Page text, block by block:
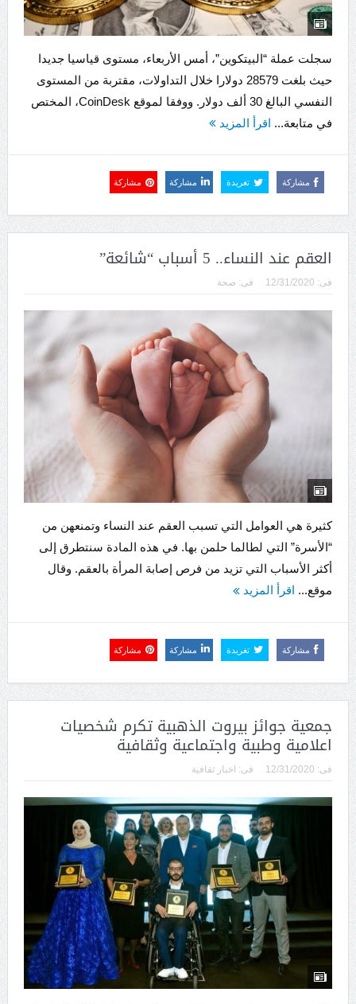
سجلت عملة “البيتكوين”، أمس الأربعاء، مستوى قياسيا جديدا
حيث بلغت 28579 دولارا خلال التداولات، مقتربة من المستوى
النفسي البالغ 30 ألف دولار. ووفقا لموقع CoinDesk، المختص
في متابعة... اقرأ المزيد
مشاركة تغريدة مشاركة مشاركة
العقم عند النساء.. 5 أسباب “شائعة”
فى: 12/31/2020 فى: صحة
كثيرة هي العوامل التي تسبب العقم عند النساء وتمنعهن من
“الأسرة” التي لطالما حلمن بها. في هذه المادة سنتطرق إلى
أكثر الأسباب التي تزيد من فرص إصابة المرأة بالعقم. وقال
موقع... اقرأ المزيد
مشاركة تغريدة مشاركة مشاركة
جمعية جوائز بيروت الذهبية تكرم شخصيات
اعلامية وطبية واجتماعية وثقافية
فى: 12/31/2020 فى: اخبار ثقافية